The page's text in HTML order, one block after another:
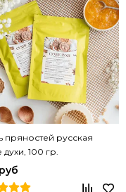
пряностей русская
духи, 100 гр.